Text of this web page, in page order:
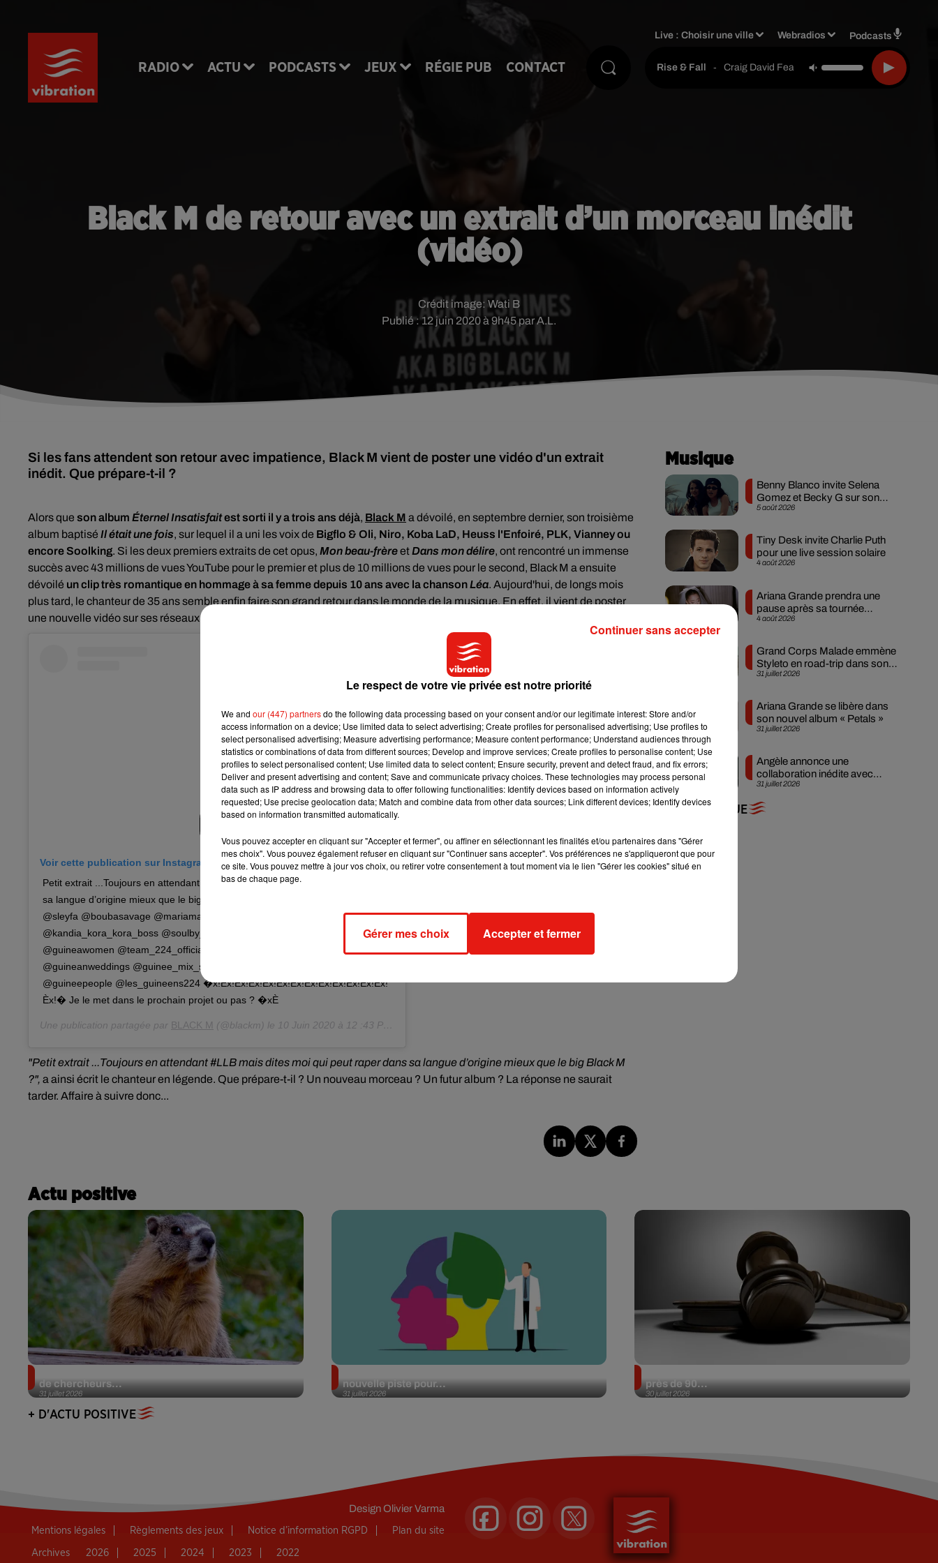
RADIO ACTU PODCASTS JEUX RÉGIE PUB CONTACT
Live :Choisir une ville Webradios Podcasts
Rise & Fall - Craig David Feat. Sting
Black M de retour avec un extrait d’un morceau inédit
(vidéo)
Publié : 12 juin 2020 à 9h45 par A.L.
Crédit image: Wati B
Si les fans attendent son retour avec impatience, Black M vient de poster une vidéo d'un extrait
inédit. Que prépare-t-il ?
Alors que son album Éternel Insatisfaitest sorti il y a trois ans déjà, Black M a dévoilé, en septembre dernier, son troisième
album baptisé Il était une fois, sur lequel il a uni les voix de Bigflo & Oli, Niro, Koba LaD, Heuss l'Enfoiré, PLK, Vianney ou
encore Soolking. Si les deux premiers extraits de cet opus, Mon beau-frèreetDans mon délire, ont rencontré un immense
succès avec 43 millions de vues YouTube pour le premier et plus de 10 millions de vues pour le second, Black M a ensuite
dévoilé un clip très romantique en hommage à sa femme depuis 10 ans avec la chansonLéa. Aujourd'hui, de longs mois
plus tard, le chanteur de 35 ans semble enfin faire son grand retour dans le monde de la musique. En effet, il vient de poster
une nouvelle vidéo sur ses réseaux sociaux. Au programme ? Un extrait d'un morceau inédit.
Voir cette publication sur Instagram
Petit extrait ...Toujours en attendant #LLB mais dites moi qui peut raper dans
sa langue d’origine mieux que le big black m ? �x��xܲ�xÈ�xÈ cc @zerfry
@sleyfa @boubasavage @mariama.dialls @wabezii.official @mcfreshh224
@kandia_kora_kora_boss @soulby_thb @guinee_love @guineen__224
@guineawomen @team_224_official @guineemusicnews @guineebuzzofficiel
@guineanweddings @guinee_mix_star @guinee_talents @mercato224_
@guineepeople @les_guineens224 �x!Èx!Èx!Èx!Èx!Èx!Èx!Èx!Èx!Èx!Èx!Èx!Èx!
Èx!� Je le met dans le prochain projet ou pas ? �xÈ
Une publication partagée par BLACK M (@blackm) le 10 Juin 2020 à 12 :43 PDT
"Petit extrait ...Toujours en attendant #LLBmais dites moi qui peut raper dans sa langue d’origine mieux que le big Black M
?", a ainsi écrit le chanteur en légende. Que prépare-t-il ? Un nouveau morceau ? Un futur album ? La réponse ne saurait
tarder. Affaire à suivre donc...
Musique
5 août 2026
Benny Blanco invite Selena
Gomez et Becky G sur son
nouveau single
4 août 2026
Tiny Desk invite Charlie Puth
pour une live session solaire
4 août 2026
Ariana Grande prendra une
pause après sa tournée
mondiale
31 juillet 2026
Grand Corps Malade emmène
Styleto en road-trip dans son
nouveau clip
31 juillet 2026
Ariana Grande se libère dans
son nouvel album « Petals »
31 juillet 2026
Angèle annonce une
collaboration inédite avec
Amelie Lens
+ DE MUSIQUE
Actu positive
31 juillet 2026
de chercheurs...
31 juillet 2026
nouvelle piste pour...
30 juillet 2026
près de 90...
+ D'ACTU POSITIVE
DesignOlivier Varma
Mentions légales Règlements des jeux Notice d’information RGPD Plan du site
Archives 2026 2025 2024 2023 2022
Le respect de votre vie privée est notre priorité
We and our (447) partnersdo the following data processing based on your consent and/or our legitimate interest: Store and/or
access information on a device; Use limited data to select advertising; Create profiles for personalised advertising; Use profiles to
select personalised advertising; Measure advertising performance; Measure content performance; Understand audiences through
statistics or combinations of data from different sources; Develop and improve services; Create profiles to personalise content; Use
profiles to select personalised content; Use limited data to select content; Ensure security, prevent and detect fraud, and fix errors;
Deliver and present advertising and content; Save and communicate privacy choices. These technologies may process personal
data such as IP address and browsing data to offer following functionalities: Identify devices based on information actively
requested; Use precise geolocation data; Match and combine data from other data sources; Link different devices; Identify devices
based on information transmitted automatically.
Vous pouvez accepter en cliquant sur "Accepter et fermer", ou affiner en sélectionnant les finalités et/ou partenaires dans "Gérer
mes choix". Vous pouvez également refuser en cliquant sur "Continuer sans accepter". Vos préférences ne s'appliqueront que pour
ce site. Vous pouvez mettre à jour vos choix, ou retirer votre consentement à tout moment via le lien "Gérer les cookies" situé en
bas de chaque page.
Gérer mes choix Accepter et fermer
Continuer sans accepter